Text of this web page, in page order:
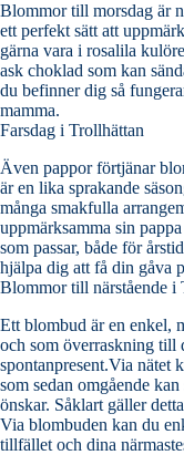
Blommor till morsdag är
ett perfekt sätt att
gärna vara i rosalila
ask choklad som kan
du befinner dig så
mamma.
Farsdag i Trollhättan
Även pappor förtjänar
är en lika sprakande
många smakfulla
uppmärksamma sin pappa lite extra. Blombuden
som passar, både för
hjälpa dig att få din gåva
Blommor till närstående i
Ett blombud är en enkel,
och som överraskning till
spontanpresent.Via nätet
som sedan omgående
önskar. Såklart gäller detta även för högtider och andra större dagar.
Via blombuden kan du
tillfället och dina